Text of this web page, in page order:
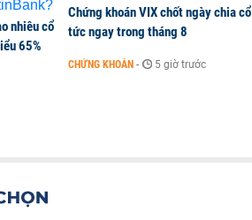
nhiêu cổ
65%
Chứng khoán VIX chốt ngày chia cổ
tức ngay trong tháng 8
CHỨNG KHOÁN - 5 giờ trước